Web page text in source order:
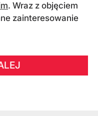
. Wraz z objęciem
zainteresowanie